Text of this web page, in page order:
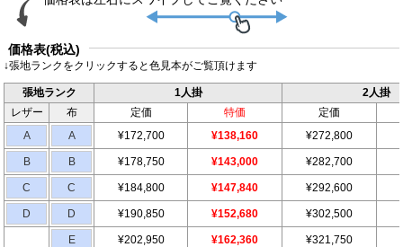
価格表(税込)
↓張地ランクをクリックすると色見本がご覧頂けます
張地ランク 1人掛
2人掛
レザー
布 定価 特価
定価
A
A ¥172,700 ¥138,160 ¥272,800
B B ¥178,750 ¥143,000 ¥282,700
C C ¥184,800 ¥147,840 ¥292,600
D D ¥190,850 ¥152,680 ¥302,500
E ¥202,950 ¥162,360 ¥321,750